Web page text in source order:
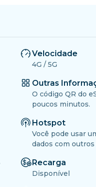
Velocidade
4G / 5G
Outras
O código QR do
poucos minutos.
Hotspot
Você pode usar
dados com
Recarga
Disponível